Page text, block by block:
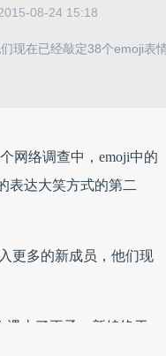
08-24 15:18
现在已经敲定38个emoji表
网络调查中，emoji中的
表达大笑方式的第二
更多的新成员，他们现
遇上了王子，新娘终于